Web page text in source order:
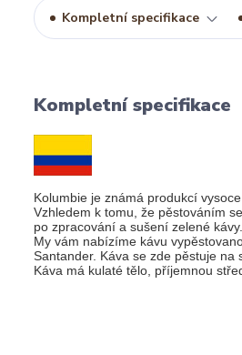
Kompletní specifikace
Kompletní specifikace
Kolumbie je známá produkcí
Vzhledem k tomu, že pěstováním
po zpracování a sušení zelené
My vám nabízíme kávu
Santander. Káva se zde pěstuje na
Káva má kulaté tělo, příjemnou